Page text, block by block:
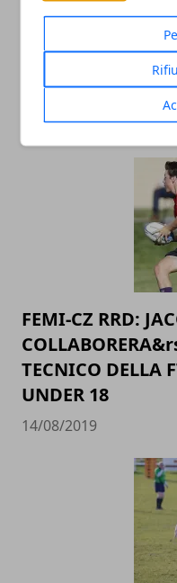
FEMI-CZ RRD:
IN GALLES
20/08/2019
FEMI-CZ RRD:
TECNICO DELLA
UNDER 18
14/08/2019